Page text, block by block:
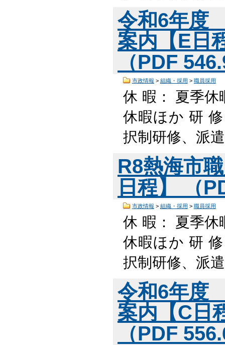
令和6年度
案内【E日
（PDF
市政情報 > 組織・採用 > 職員採用
休 暇： 夏季休
休暇ほか 研
択制研修、派
R8熱海市
日程】 （
市政情報 > 組織・採用 > 職員採用
休 暇： 夏季休
休暇ほか 研
択制研修、派
令和6年度
案内【C日
（PDF